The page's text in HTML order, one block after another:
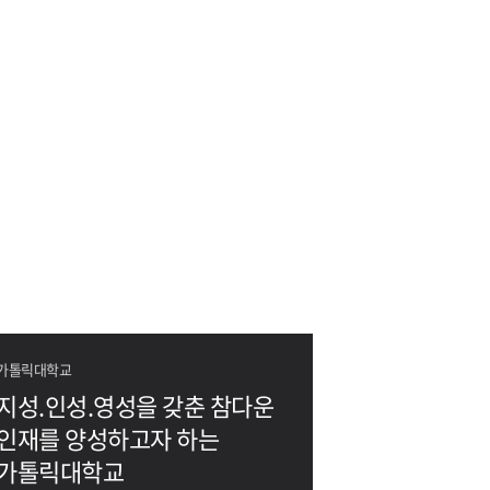
톨릭대학교
성.인성.영성을 갖춘 참다운
재를 양성하고자 하는
톨릭대학교